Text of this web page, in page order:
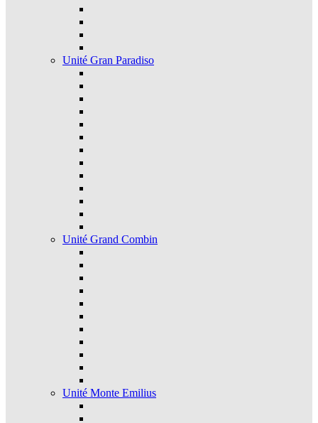
Unité Gran Paradiso
Unité Grand Combin
Unité Monte Emilius